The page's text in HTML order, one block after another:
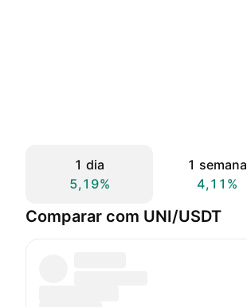
1 dia
5,19%
1 semana
4,11%
Comparar com UNI/USDT